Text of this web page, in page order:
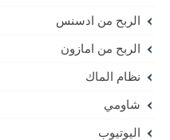
الربح من ادسنس
الربح من امازون
نظام الماك
شاومي
اليوتيوب